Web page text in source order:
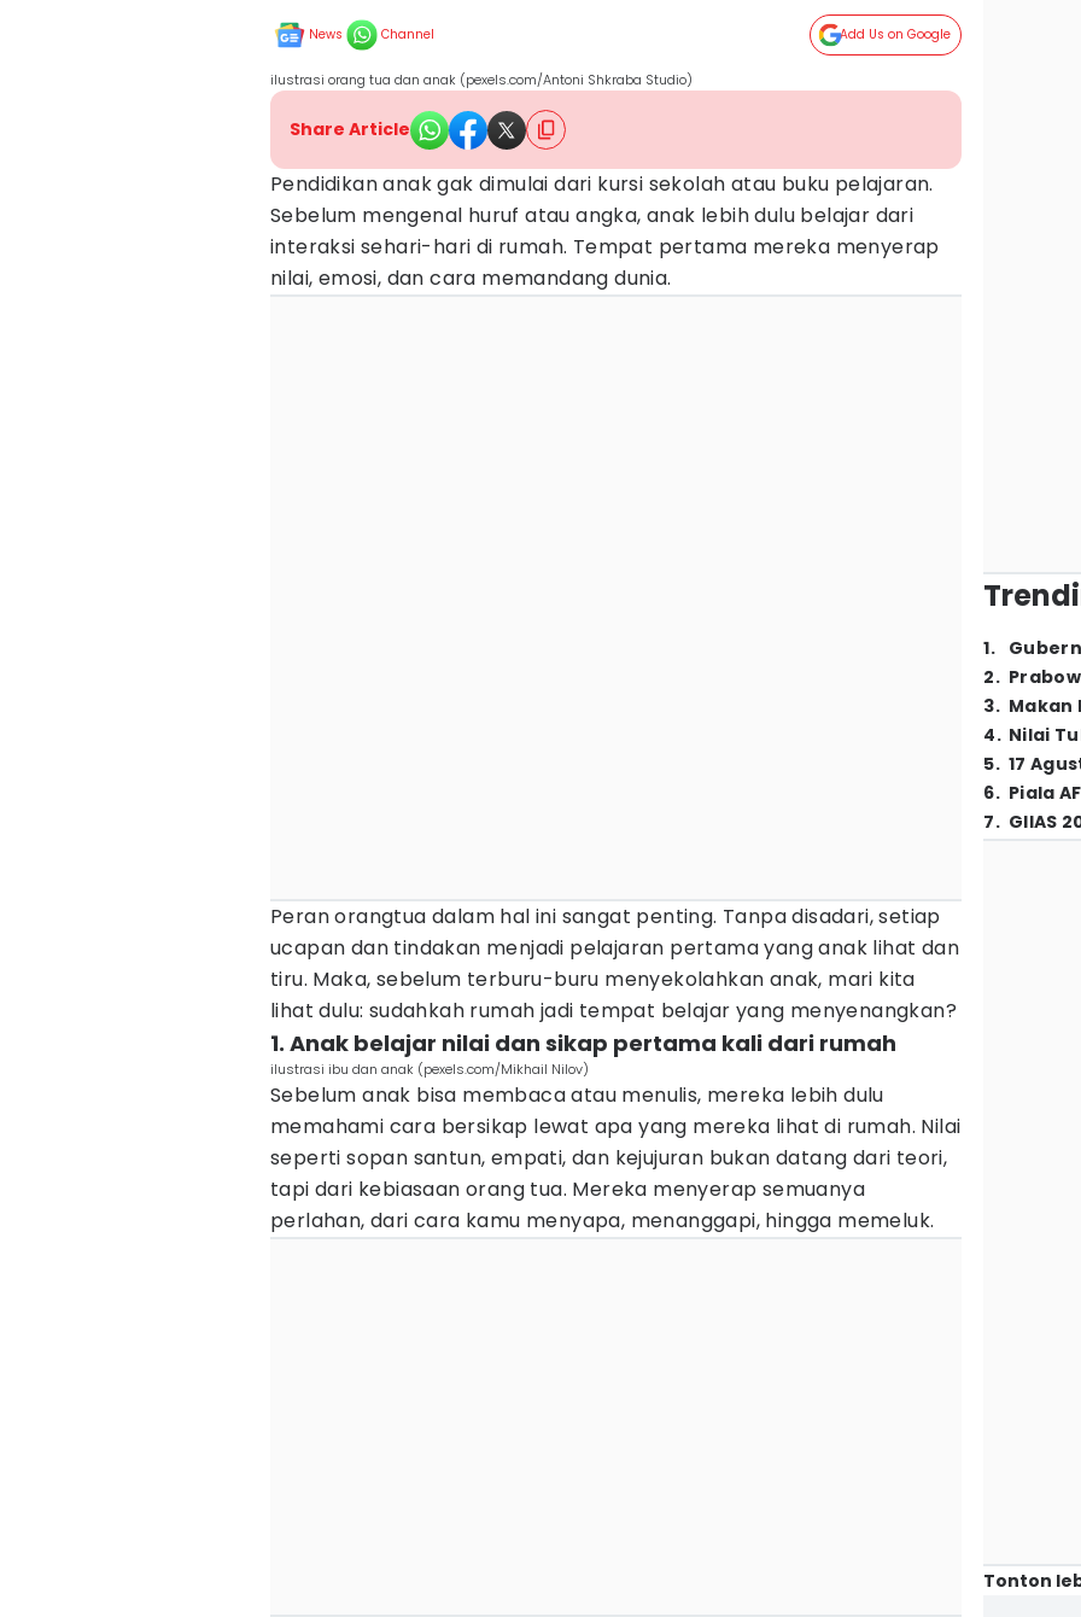
News Channel Add Us on Google
ilustrasi orang tua dan anak (pexels.com/Antoni Shkraba Studio)
Share Article
Pendidikan anak gak dimulai dari kursi sekolah atau buku pelajaran.
Sebelum mengenal huruf atau angka, anak lebih dulu belajar dari
interaksi sehari-hari di rumah. Tempat pertama mereka menyerap
nilai, emosi, dan cara memandang dunia.
Peran orangtua dalam hal ini sangat penting. Tanpa disadari, setiap
ucapan dan tindakan menjadi pelajaran pertama yang anak lihat dan
tiru. Maka, sebelum terburu-buru menyekolahkan anak, mari kita
lihat dulu: sudahkah rumah jadi tempat belajar yang menyenangkan?
1. Anak belajar nilai dan sikap pertama kali dari rumah
ilustrasi ibu dan anak (pexels.com/Mikhail Nilov)
Sebelum anak bisa membaca atau menulis, mereka lebih dulu
memahami cara bersikap lewat apa yang mereka lihat di rumah. Nilai
seperti sopan santun, empati, dan kejujuran bukan datang dari teori,
tapi dari kebiasaan orang tua. Mereka menyerap semuanya
perlahan, dari cara kamu menyapa, menanggapi, hingga memeluk.
1.
2.
3. Makan
4. Nilai
5. 17
6. Piala
7. GIIAS
Tonton